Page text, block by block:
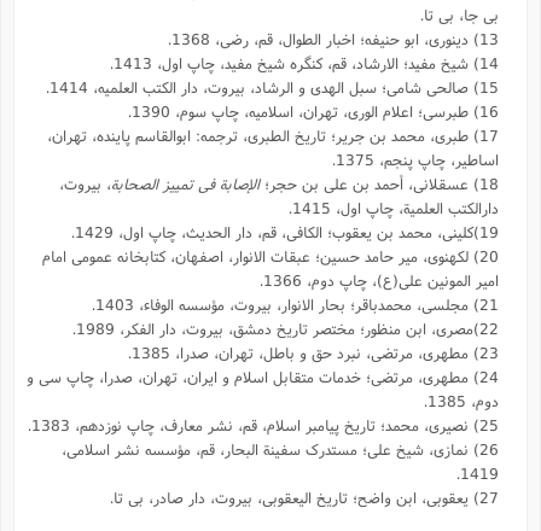
بی جا، بی تا.
13) دینوری، ابو حنیفه؛ اخبار الطوال، قم، رضی، 1368.
14) شیخ مفید؛ الارشاد، قم، کنگره شیخ مفید، چاپ اول، 1413.
15) صالحی شامی؛ سبل الهدی و الرشاد، بیروت، دار الکتب العلمیه، 1414.
16) طبرسی؛ اعلام الوری، تهران، اسلامیه، چاپ سوم، 1390.
17) طبری، محمد بن جریر؛ تاریخ الطبری، ترجمه: ابوالقاسم پاینده، تهران،
اساطیر، چاپ پنجم، 1375.
18) عسقلانی، أحمد بن علی بن حجر؛
الإصابة فی تمییز الصحابة، بیروت،
دارالکتب العلمیة، چاپ اول، 1415.
19)کلینی، محمد بن یعقوب؛ الکافی، قم، دار الحدیث، چاپ اول، 1429.
20) لکهنوی، میر حامد حسین؛ عبقات الانوار، اصفهان، کتابخانه عمومی امام
امیر المونین علی(ع)، چاپ دوم، 1366.
21) مجلسی، محمدباقر؛ بحار الانوار، بیروت، مؤسسه الوفاء، 1403.
22)مصری، ابن منظور؛ مختصر تاریخ دمشق، بیروت، دار الفکر، 1989.
23) مطهرى، مرتضی، نبرد حق و باطل، تهران، صدرا، 1385.
24) مطهری، مرتضی؛ خدمات متقابل اسلام و ایران، تهران، صدرا، چاپ سی و
دوم، 1385.
25) نصیری، محمد؛ تاریخ پیامبر اسلام، قم، نشر معارف، چاپ نوزدهم، 1383.
26) نمازی، شیخ علی؛ مستدرک سفینة البحار، قم، مؤسسه نشر اسلامی،
1419.
27) یعقوبى، ابن واضح؛ تاریخ الیعقوبى، بیروت، دار صادر، بی تا.